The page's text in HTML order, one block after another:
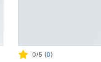
0/5 (0)